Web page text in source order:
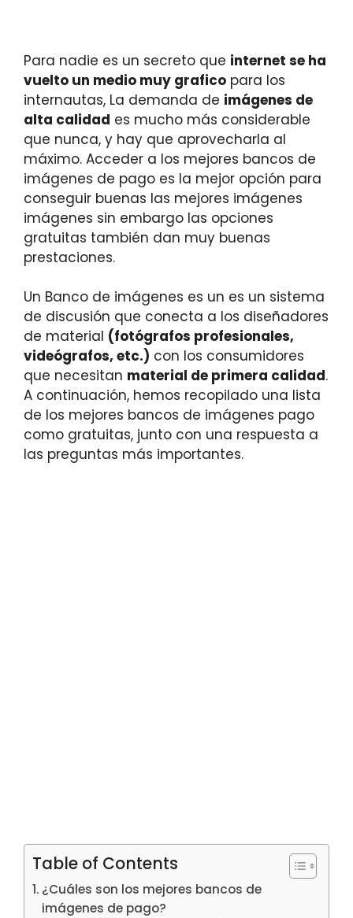
Para nadie es un secreto que internet se ha
vuelto un medio muy grafico para los
internautas, La demanda de imágenes de
alta calidad es mucho más considerable
que nunca, y hay que aprovecharla al
máximo. Acceder a los mejores bancos de
imágenes de pago es la mejor opción para
conseguir buenas las mejores imágenes
imágenes sin embargo las opciones
gratuitas también dan muy buenas
prestaciones.
Un Banco de imágenes es un es un sistema
de discusión que conecta a los diseñadores
de material (fotógrafos profesionales,
videógrafos, etc.) con los consumidores
que necesitan material de primera calidad.
A continuación, hemos recopilado una lista
de los mejores bancos de imágenes pago
como gratuitas, junto con una respuesta a
las preguntas más importantes.
Table of Contents
¿Cuáles son los mejores bancos de
imágenes de pago?